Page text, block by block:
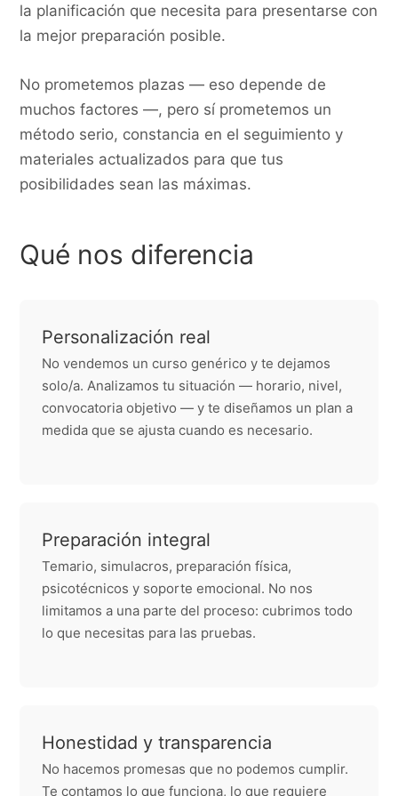
la planificación que necesita para presentarse con
la mejor preparación posible.
No prometemos plazas — eso depende de
muchos factores —, pero sí prometemos un
método serio, constancia en el seguimiento y
materiales actualizados para que tus
posibilidades sean las máximas.
Qué nos diferencia
Personalización real
No vendemos un curso genérico y te dejamos
solo/a. Analizamos tu situación — horario, nivel,
convocatoria objetivo — y te diseñamos un plan a
medida que se ajusta cuando es necesario.
Preparación integral
Temario, simulacros, preparación física,
psicotécnicos y soporte emocional. No nos
limitamos a una parte del proceso: cubrimos todo
lo que necesitas para las pruebas.
Honestidad y transparencia
No hacemos promesas que no podemos cumplir.
Te contamos lo que funciona, lo que requiere